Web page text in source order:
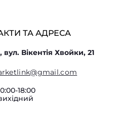
ТА АДРЕСА
вул. Вікентія Хвойки, 21
18:00